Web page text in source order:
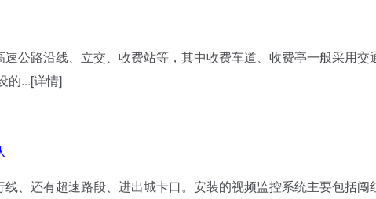
路沿线、立交、收费站等，其中收费车道、收费亭一般采用交
的...[详情]
还有超速路段、进出城卡口。安装的视频监控系统主要包括闯